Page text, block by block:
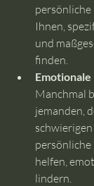
Ihnen,
und
finden.
Manchmal
jemanden,
helfen,
lindern.